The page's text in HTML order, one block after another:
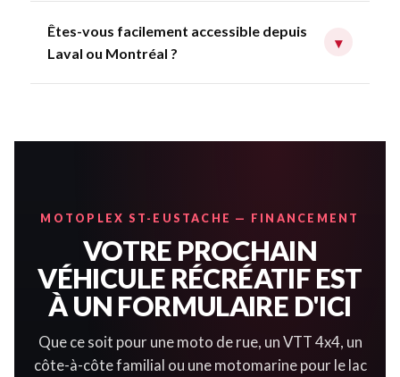
Êtes-vous facilement accessible depuis
Laval ou Montréal ?
▾
MOTOPLEX ST-EUSTACHE — FINANCEMENT
VOTRE PROCHAIN
VÉHICULE RÉCRÉATIF EST
À UN FORMULAIRE D'ICI
Que ce soit pour une moto de rue, un VTT 4x4, un
côte-à-côte familial ou une motomarine pour le lac